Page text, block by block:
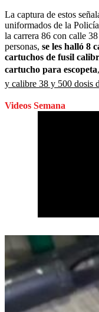
La captura de estos
uniformados de la
la carrera 86 con calle
personas, se les halló 8
cartuchos de fusil
cartucho para escopeta,
y calibre 38 y 500 dosis
Videos Semana